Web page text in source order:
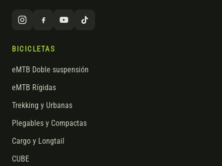
BICICLETAS
eMTB Doble suspensión
eMTB Rígidas
Trekking y Urbanas
Plegables y Compactas
Cargo y Longtail
CUBE